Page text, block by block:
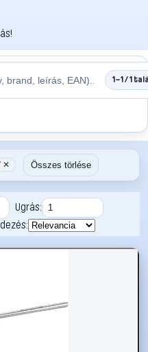
1–1 / 1
✕ Összes törlése
Ugrás: